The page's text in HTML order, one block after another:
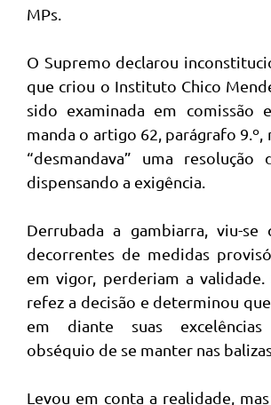
MPs.
O Supremo declarou
que criou o Instituto Chico
sido examinada em comissão
manda o artigo 62, parágrafo 9.º,
“desmandava” uma resolução
dispensando a exigência.
Derrubada a gambiarra, viu-se
decorrentes de medidas
em vigor, perderiam a validade.
refez a decisão e determinou
em diante suas
obséquio de se manter nas
Levou em conta a realidade,